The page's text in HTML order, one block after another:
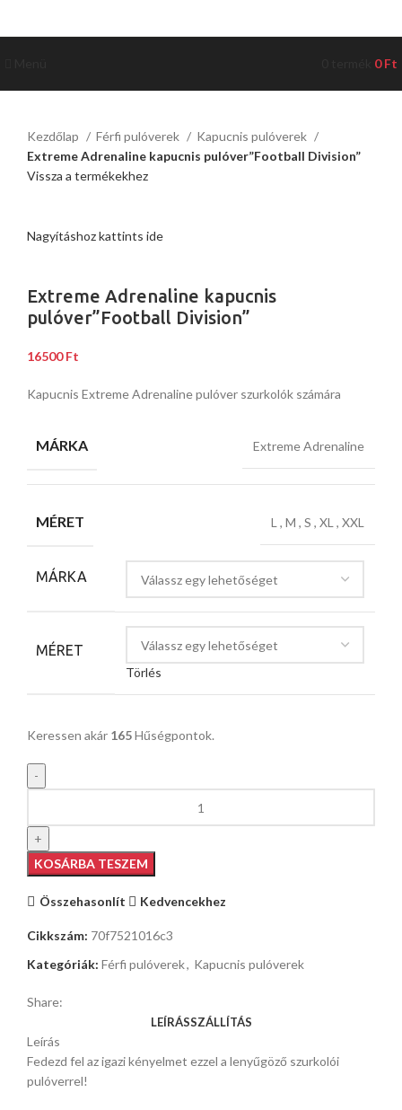
0Ft
Kezdőlap Férfi pulóverek
Kapucnis pulóverek
Extreme Adrenaline kapucnis pulóver”Football Division”
Vissza a termékekhez
Nagyításhoz kattints ide
Extreme Adrenaline kapucnis
pulóver”Football Division”
16500Ft
Kapucnis Extreme Adrenaline pulóver szurkolók számára
MÁRKA Extreme Adrenaline
MÉRET L, M , S , XL, XXL
MÁRKA
MÉRET
Törlés
Keressen akár 165Hűségpontok.
KOSÁRBA TESZEM
Összehasonlít Kedvencekhez
Cikkszám: 70f7521016c3
Kategóriák: Férfi pulóverek, Kapucnis pulóverek
Share:
LEÍRÁSSZÁLLÍTÁS
Leírás
Fedezd fel az igazi kényelmet ezzel a lenyűgöző szurkolói
pulóverrel!